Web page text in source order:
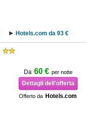
Hotels.com da 93 €
Da 60 € per notte
Dettagli dell'offerta
Offerto da Hotels.com